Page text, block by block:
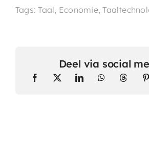
Tags: Taal, Economie,
Deel via social